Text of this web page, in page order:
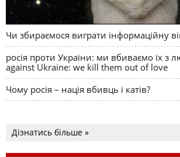
Чи збираємося виграти інформаційну
росія проти України: ми вбиваємо їх з
against Ukraine: we kill them out of love
Чому росія – нація вбивць і катів?
Дізнатись більше »